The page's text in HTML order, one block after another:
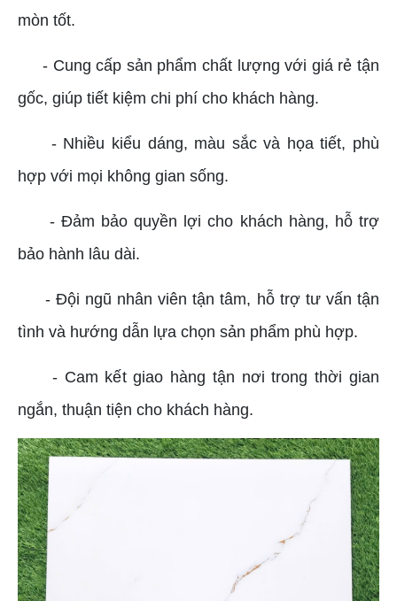
mòn tốt.
- Cung cấp sản phẩm chất lượng với giá rẻ tận
gốc, giúp tiết kiệm chi phí cho khách hàng.
- Nhiều kiểu dáng, màu sắc và họa tiết, phù
hợp với mọi không gian sống.
- Đảm bảo quyền lợi cho khách hàng, hỗ trợ
bảo hành lâu dài.
- Đội ngũ nhân viên tận tâm, hỗ trợ tư vấn tận
tình và hướng dẫn lựa chọn sản phẩm phù hợp.
- Cam kết giao hàng tận nơi trong thời gian
ngắn, thuận tiện cho khách hàng.